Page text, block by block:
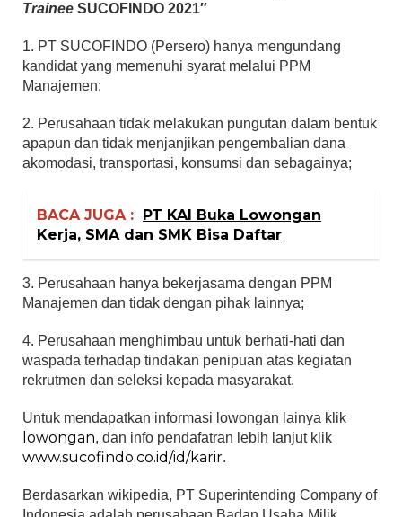
Trainee SUCOFINDO 2021″
1. PT SUCOFINDO (Persero) hanya mengundang
kandidat yang memenuhi syarat melalui PPM
Manajemen;
2. Perusahaan tidak melakukan pungutan dalam bentuk
apapun dan tidak menjanjikan pengembalian dana
akomodasi, transportasi, konsumsi dan sebagainya;
BACA JUGA :
PT KAI Buka Lowongan
Kerja, SMA dan SMK Bisa Daftar
3. Perusahaan hanya bekerjasama dengan PPM
Manajemen dan tidak dengan pihak lainnya;
4. Perusahaan menghimbau untuk berhati-hati dan
waspada terhadap tindakan penipuan atas kegiatan
rekrutmen dan seleksi kepada masyarakat.
Untuk mendapatkan informasi lowongan lainya klik
lowongan, dan info pendafatran lebih lanjut klik
www.sucofindo.co.id/id/karir.
Berdasarkan wikipedia, PT Superintending Company of